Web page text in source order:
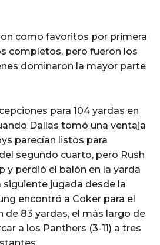
como favoritos por primera
completos, pero fueron los
dominaron la mayor parte
para 104 yardas en
Dallas tomó una ventaja
parecían listos para
segundo cuarto, pero Rush
y perdió el balón en la yarda
siguiente jugada desde la
encontró a Coker para el
de 83 yardas, el más largo de
a los Panthers (3-11) a tres